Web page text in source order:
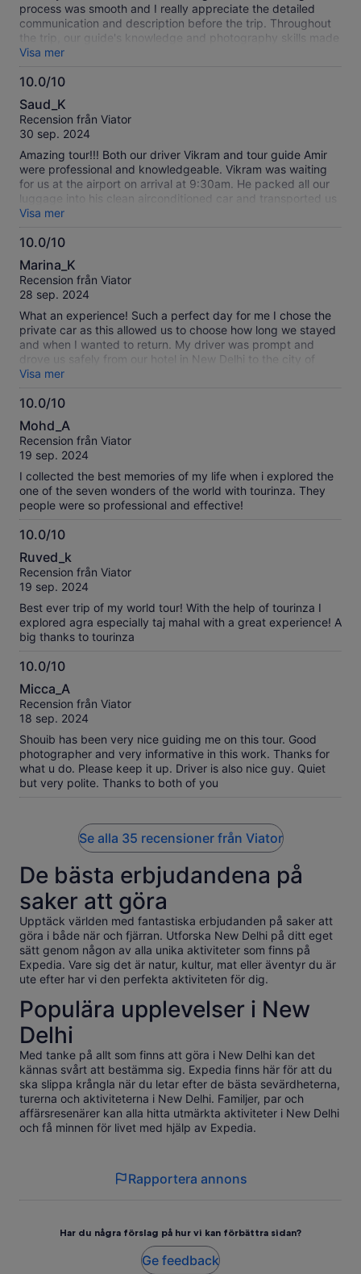
upfront, in case you are not used to fast talking Indians!
process was smooth and I really appreciate the detailed
communication and description before the trip. Throughout
the trip, our guide's knowledge and photography skills made
the trip trully unforgotable. Will highly recommend!
Visa mer
10.0/10
10.0
av
10
Saud_K
Recension från Viator
30 sep. 2024
Amazing tour!!! Both our driver Vikram and tour guide Amir
were professional and knowledgeable. Vikram was waiting
for us at the airport on arrival at 9:30am. He packed all our
luggage into his clean airconditioned car and transported us
safely to Agra 3.5hours drive where we picked up Amir. We
then enjoyed a 2.5 hour tour of the Taj Mahal. amir guided us
through the site and explained all about history of this
scrumcious lunch at a local restaurant. all part of the
package. Followed by our return journey to New Delhi. An
amazing day and experience!! Thanks to the fantastic team
at Tourinza India
Visa mer
10.0/10
10.0
av
10
Marina_K
Recension från Viator
28 sep. 2024
What an experience! Such a perfect day for me I chose the
private car as this allowed us to choose how long we stayed
and when I wanted to return. My driver was prompt and
drove us safely from our hotel in New Delhi to the city of
Agra, where we met my tour guide Zeeshan. We chose to
visit the Taj Mahal first, and arrived at 10:00 am to the
entrance. Zeeshan was fantastic and made my tour and time
photographer and knew all the best spots and of course his
knowledge of everything Taj enhanced my experience.
recommended at the Taj. but such fabulous memories were
made while doing !!!! Thank you for a fantastic day, lunch
was amazing as well!
Visa mer
10.0/10
10.0
av
10
Mohd_A
Recension från Viator
19 sep. 2024
I collected the best memories of my life when i explored the
one of the seven wonders of the world with tourinza. They
people were so professional and effective!
10.0/10
10.0
av
10
Ruved_k
Recension från Viator
19 sep. 2024
Best ever trip of my world tour! With the help of tourinza I
explored agra especially taj mahal with a great experience! A
big thanks to tourinza
10.0/10
10.0
av
10
Micca_A
Recension från Viator
18 sep. 2024
Shouib has been very nice guiding me on this tour. Good
photographer and very informative in this work. Thanks for
what u do. Please keep it up. Driver is also nice guy. Quiet
but very polite. Thanks to both of you
Se alla 35 recensioner från Viator
De bästa erbjudandena på
saker att göra
Upptäck världen med fantastiska erbjudanden på saker att
göra i både när och fjärran. Utforska New Delhi på ditt eget
sätt genom någon av alla unika aktiviteter som finns på
Expedia. Vare sig det är natur, kultur, mat eller äventyr du är
ute efter har vi den perfekta aktiviteten för dig.
Populära upplevelser i New
Delhi
Med tanke på allt som finns att göra i New Delhi kan det
kännas svårt att bestämma sig. Expedia finns här för att du
ska slippa krångla när du letar efter de bästa sevärdheterna,
turerna och aktiviteterna i New Delhi. Familjer, par och
affärsresenärer kan alla hitta utmärkta aktiviteter i New Delhi
och få minnen för livet med hjälp av Expedia.
Rapportera annons
Har du några förslag på hur vi kan förbättra sidan?
Ge feedback